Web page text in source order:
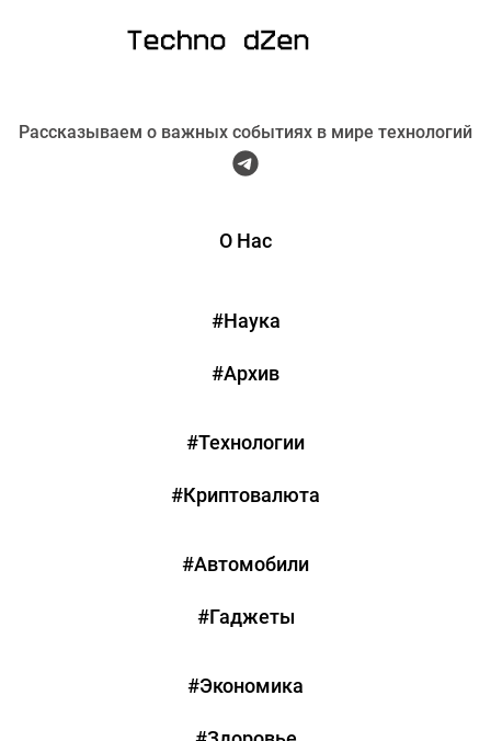
Рассказываем о важных событиях в мире технологий
О Нас
#Наука
#Архив
#Технологии
#Криптовалюта
#Автомобили
#Гаджеты
#Экономика